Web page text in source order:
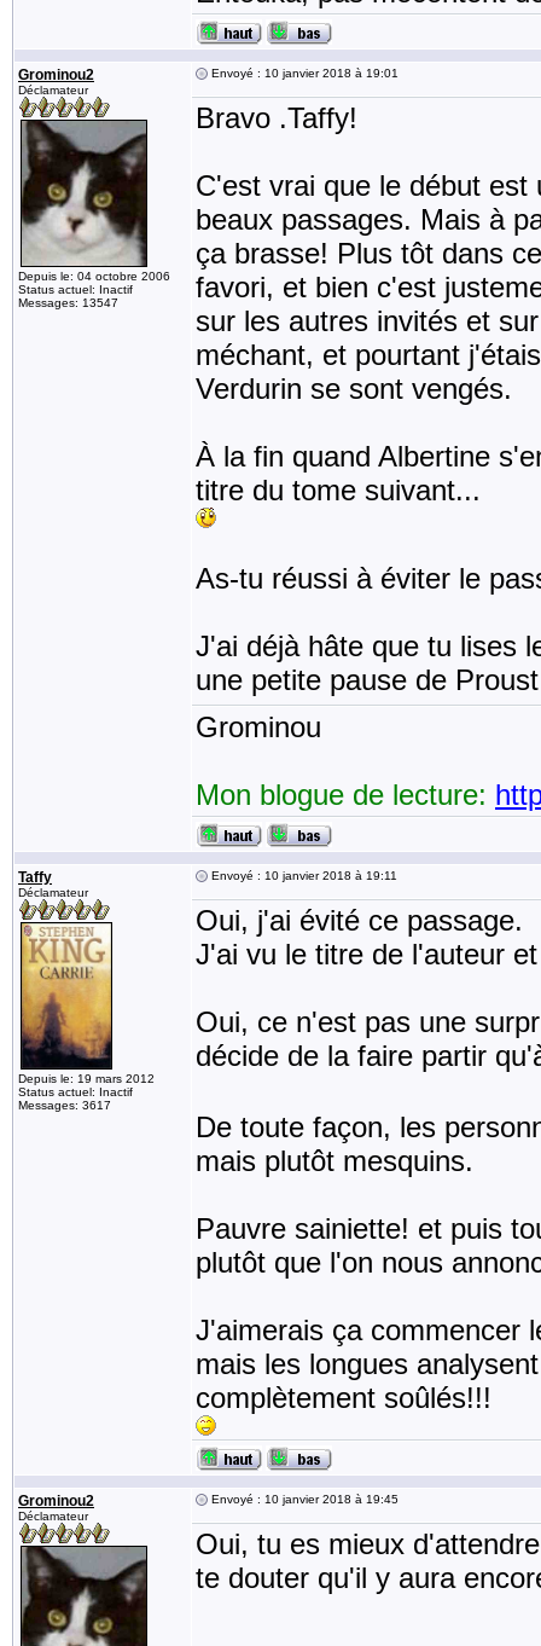
Grominou2
Déclamateur
Depuis le: 04 octobre 2006
Status actuel: Inactif
Messages: 13547
Envoyé : 10 janvier 2018 à 19:01
Bravo .Taffy!
C'est vrai que le début
beaux passages. Mais à
ça brasse! Plus tôt dans
favori, et bien c'est
sur les autres invités et
méchant, et pourtant
Verdurin se sont vengés.
À la fin quand Albertine
titre du tome suivant...
As-tu réussi à éviter le
J'ai déjà hâte que tu lises
une petite pause de
Grominou
Mon blogue de lecture:
Taffy
Déclamateur
Depuis le: 19 mars 2012
Status actuel: Inactif
Messages: 3617
Envoyé : 10 janvier 2018 à 19:11
Oui, j'ai évité ce passage.
J'ai vu le titre de l'auteur
Oui, ce n'est pas une
décide de la faire partir
De toute façon, les
mais plutôt mesquins.
Pauvre sainiette! et puis
plutôt que l'on nous
J'aimerais ça commencer
mais les longues
complètement soûlés!!!
Grominou2
Déclamateur
Envoyé : 10 janvier 2018 à 19:45
Oui, tu es mieux
te douter qu'il y aura